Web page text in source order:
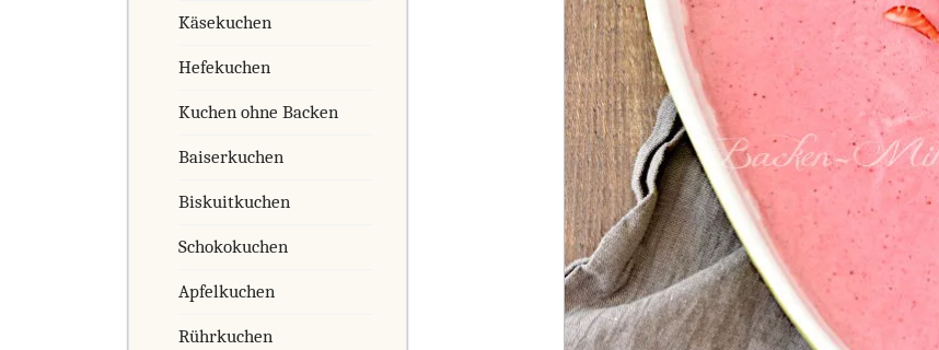
Käsekuchen
Hefekuchen
Kuchen ohne Backen
Baiserkuchen
Biskuitkuchen
Schokokuchen
Apfelkuchen
Rührkuchen